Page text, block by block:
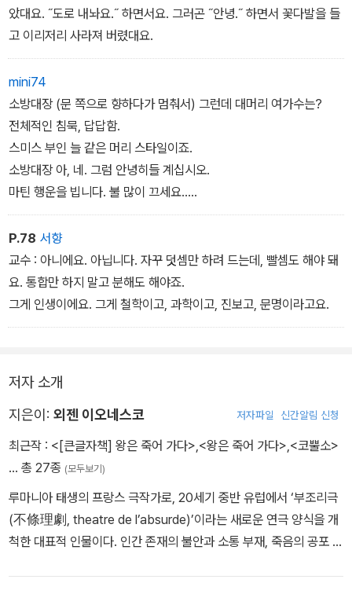
마틴 율리시스 뺨치러 가자.
스미스 난 옥수수밭 오두막에 살겠소,
마틴 옥수수밭 옥수수에 오이가 아니라 옥수수가 열려요.
옥수수밭 옥수수에 오이가 아니라 옥수수가 열려요.
옥수수밭 옥수수에 오이가 아니라 옥수수가 열려요.
스미스 부인 기린은 귀가 있는데, 귀는 기린이 없지.
마틴 부인 내 팔 건들지 마.
마틴 팔 좀 흔들지 마.
았대요. ˝도로 내놔요.˝ 하면서요. 그러곤 ˝안녕.˝ 하면서 꽃다발을 들
고 이리저리 사라져 버렸대요.
mini74
소방대장 (문 쪽으로 향하다가 멈춰서) 그런데 대머리 여가수는?
전체적인 침묵, 답답함.
스미스 부인 늘 같은 머리 스타일이죠.
소방대장 아, 네. 그럼 안녕히들 계십시오.
마틴 행운을 빕니다. 불 많이 끄세요..
소방대장 네, 그래야죠. 모든 이들을 위해서.
P.78 서향
교수 : 아니에요. 아닙니다. 자꾸 덧셈만 하려 드는데, 빨셈도 해야 돼
요. 통합만 하지 말고 분해도 해야죠.
그게 인생이에요. 그게 철학이고, 과학이고, 진보고, 문명이라고요.
저자 소개
지은이: 외젠 이오네스코 저자파일 신간알림 신청
최근작 : <[큰글자책] 왕은 죽어 가다> <왕은 죽어 가다> <코뿔소>
… 총 27종 (모두보기)
루마니아 태생의 프랑스 극작가로, 20세기 중반 유럽에서 ‘부조리극
(不條理劇, theatre de l’absurde)’이라는 새로운 연극 양식을 개
척한 대표적 인물이다. 인간 존재의 불안과 소통 부재, 죽음의 공포 등